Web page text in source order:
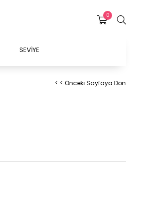
0
SEVİYE
< < Önceki Sayfaya Dön